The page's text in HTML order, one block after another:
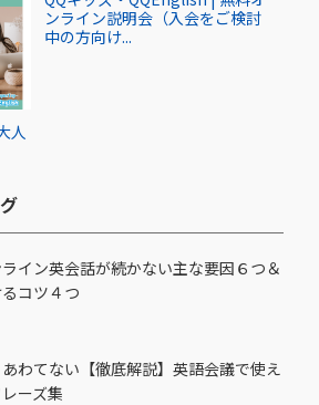
人
ンライン説明会（入会をご検討
中の方向け...
イン英会話が続かない主な要因６つ＆
コツ４つ
わてない【徹底解説】英語会議で使え
ーズ集